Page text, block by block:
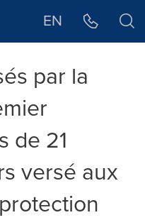
EN
par la
de 21
versé aux